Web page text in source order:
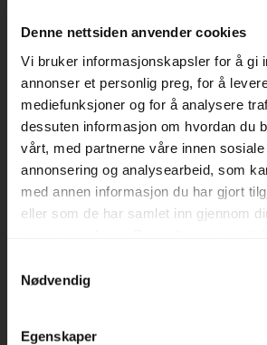
Denne nettsiden anvender cookies
Vi bruker informasjonskapsler for å gi
annonser et personlig preg, for å
mediefunksjoner og for å analysere
dessuten informasjon om hvordan du
vårt, med partnerne våre innen sosiale
annonsering og analysearbeid, som
med annen informasjon du har gjort
eller som de har samlet inn gjennom
Nødvendig
Egenskaper
---
Prisen er pr stk.
Tilleggsinfo
Trenger du hjelp med et